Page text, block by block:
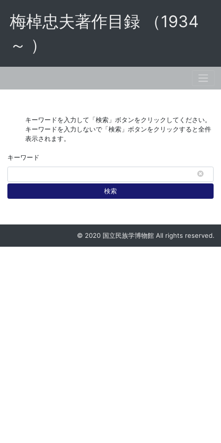
梅棹忠夫著作目録 （1934
～ ）
キーワードを入力して「検索」ボタンをクリックしてください。
キーワードを入力しないで「検索」ボタンをクリックすると全件
表示されます。
キーワード
検索
© 2020 国立民族学博物館 All rights reserved.